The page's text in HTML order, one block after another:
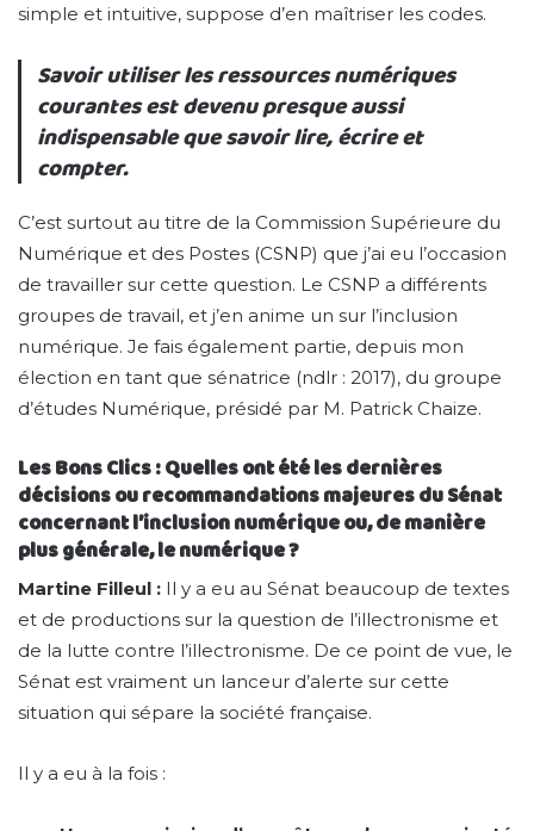
simple et intuitive, suppose d’en maîtriser les codes.
Savoir utiliser les ressources numériques
courantes est devenu presque aussi
indispensable que savoir lire, écrire et
compter.
C’est surtout au titre de la Commission Supérieure du
Numérique et des Postes (CSNP) que j’ai eu l’occasion
de travailler sur cette question. Le CSNP a différents
groupes de travail, et j’en anime un sur l’inclusion
numérique. Je fais également partie, depuis mon
élection en tant que sénatrice (ndlr : 2017), du groupe
d’études Numérique, présidé par M. Patrick Chaize.
Les Bons Clics : Quelles ont été les dernières
décisions ou recommandations majeures du Sénat
concernant l’inclusion numérique ou, de manière
plus générale, le numérique ?
Martine Filleul : Il y a eu au Sénat beaucoup de textes
et de productions sur la question de l’illectronisme et
de la lutte contre l’illectronisme. De ce point de vue, le
Sénat est vraiment un lanceur d’alerte sur cette
situation qui sépare la société française.
Il y a eu à la fois :